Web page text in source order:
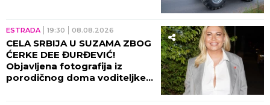
ESTRADA 19:30 08.08.2026
CELA SRBIJA U SUZAMA ZBOG
ĆERKE DEE ĐURĐEVIĆ!
Objavljena fotografija iz
porodičnog doma voditeljke,